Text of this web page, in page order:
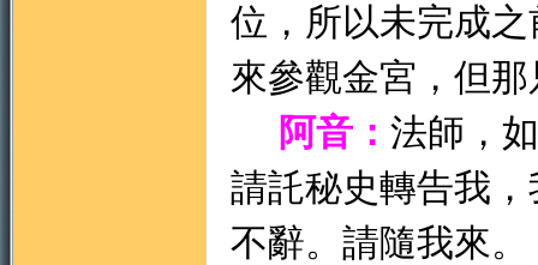
位，所以未完成
來參觀金宮，但
阿音： 法師，
請託秘史轉告我
不辭。請隨我來。